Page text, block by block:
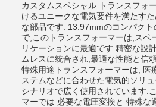
カスタムスペシャル トランスフォ
けるユニークな電気要件を満たす
な部品です. 13.97mmのコンパク
で,このトランスフォーマーは,スペ
リケーションに最適です.精密な設
ムレスに統合され,最適な性能と信
特殊用途トランスフォーマーは, 医
ステムなどに合わせた電気的ソリ
シナリオで広く使用されています.
マーでは 必要な電圧変換と 特殊な